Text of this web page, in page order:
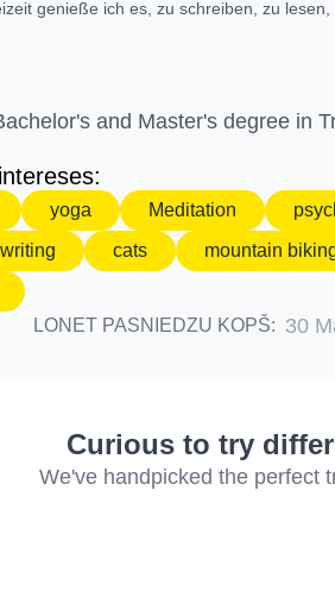
genieße ich es, zu schreiben, zu
and Master's degree in
yoga Meditation
cats mountain
LONET PASNIEDZU KOPŠ: 30
Curious to try
We've handpicked the perfect